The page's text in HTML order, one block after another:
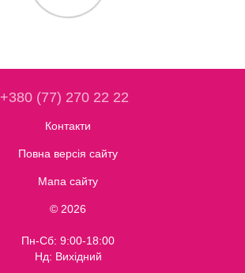
+380 (77) 270 22 22
Контакти
Повна версія сайту
Мапа сайту
© 2026
Пн-Сб: 9:00-18:00
Нд: Вихідний